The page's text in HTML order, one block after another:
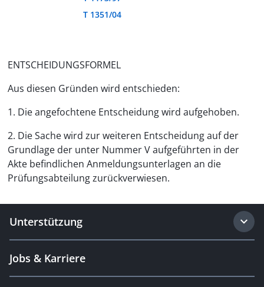
T 1351/04
ENTSCHEIDUNGSFORMEL
Aus diesen Gründen wird entschieden:
1. Die angefochtene Entscheidung wird aufgehoben.
2. Die Sache wird zur weiteren Entscheidung auf der
Grundlage der unter Nummer V aufgeführten in der
Akte befindlichen Anmeldungsunterlagen an die
Prüfungsabteilung zurückverwiesen.
Unterstützung
Jobs & Karriere